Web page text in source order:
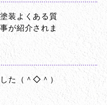
装よくある質
が紹介されま
た（＾◇＾）